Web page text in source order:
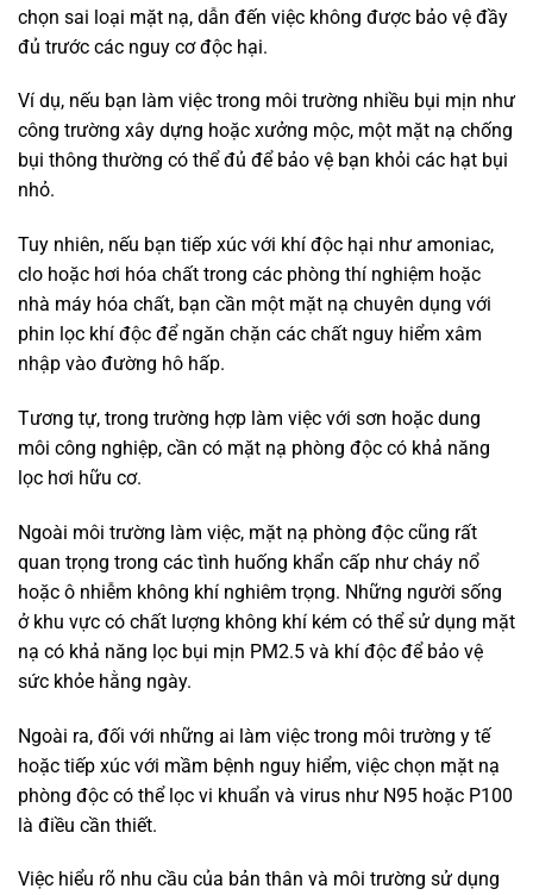
chọn sai loại mặt nạ, dẫn đến việc không được bảo vệ đầy
đủ trước các nguy cơ độc hại.
Ví dụ, nếu bạn làm việc trong môi trường nhiều bụi mịn như
công trường xây dựng hoặc xưởng mộc, một mặt nạ chống
bụi thông thường có thể đủ để bảo vệ bạn khỏi các hạt bụi
nhỏ.
Tuy nhiên, nếu bạn tiếp xúc với khí độc hại như amoniac,
clo hoặc hơi hóa chất trong các phòng thí nghiệm hoặc
nhà máy hóa chất, bạn cần một mặt nạ chuyên dụng với
phin lọc khí độc để ngăn chặn các chất nguy hiểm xâm
nhập vào đường hô hấp.
Tương tự, trong trường hợp làm việc với sơn hoặc dung
môi công nghiệp, cần có mặt nạ phòng độc có khả năng
lọc hơi hữu cơ.
Ngoài môi trường làm việc, mặt nạ phòng độc cũng rất
quan trọng trong các tình huống khẩn cấp như cháy nổ
hoặc ô nhiễm không khí nghiêm trọng. Những người sống
ở khu vực có chất lượng không khí kém có thể sử dụng mặt
nạ có khả năng lọc bụi mịn PM2.5 và khí độc để bảo vệ
sức khỏe hằng ngày.
Ngoài ra, đối với những ai làm việc trong môi trường y tế
hoặc tiếp xúc với mầm bệnh nguy hiểm, việc chọn mặt nạ
phòng độc có thể lọc vi khuẩn và virus như N95 hoặc P100
là điều cần thiết.
Việc hiểu rõ nhu cầu của bản thân và môi trường sử dụng